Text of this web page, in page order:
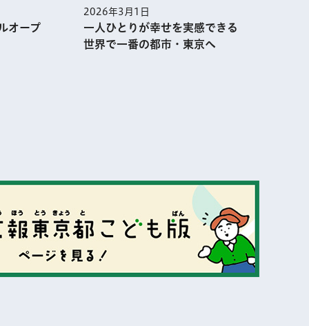
オープ
2026年3月1日
一人ひとりが幸せを実感できる
世界で一番の都市・東京へ